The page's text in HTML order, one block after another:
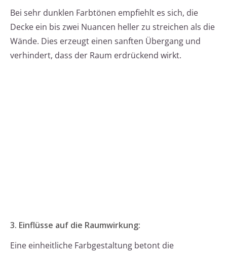
Bei sehr dunklen Farbtönen empfiehlt es sich, die
Decke ein bis zwei Nuancen heller zu streichen als die
Wände. Dies erzeugt einen sanften Übergang und
verhindert, dass der Raum erdrückend wirkt.
3. Einflüsse auf die Raumwirkung:
Eine einheitliche Farbgestaltung betont die